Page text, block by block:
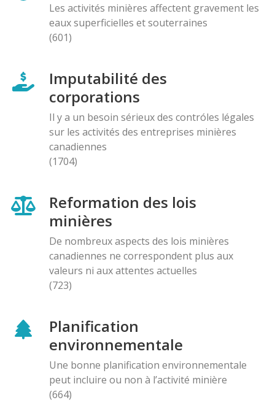
Les activités minières affectent gravement les
eaux superficielles et souterraines
(601)
Imputabilité des
corporations
Il y a un besoin sérieux des contróles légales
sur les activités des entreprises minières
canadiennes
(1704)
Reformation des lois
minières
De nombreux aspects des lois minières
canadiennes ne correspondent plus aux
valeurs ni aux attentes actuelles
(723)
Planification
environnementale
Une bonne planification environnementale
peut incluire ou non à l’activité minière
(664)